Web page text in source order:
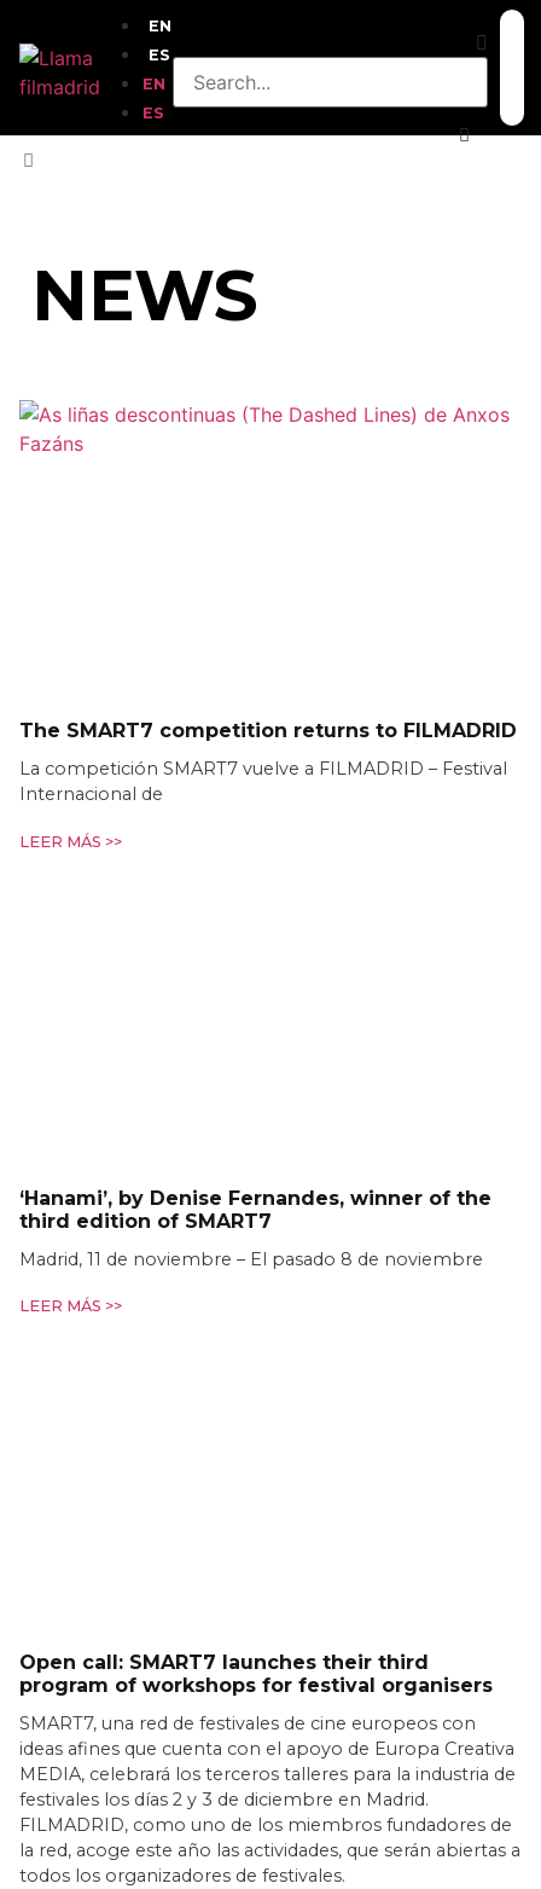
EN
ES
EN
ES
NEWS
The SMART7 competition returns to FILMADRID
La competición SMART7 vuelve a FILMADRID – Festival
Internacional de
LEER MÁS >>
‘Hanami’, by Denise Fernandes, winner of the
third edition of SMART7
Madrid, 11 de noviembre – El pasado 8 de noviembre
LEER MÁS >>
Open call: SMART7 launches their third
program of workshops for festival organisers
SMART7, una red de festivales de cine europeos con
ideas afines que cuenta con el apoyo de Europa Creativa
MEDIA, celebrará los terceros talleres para la industria de
festivales los días 2 y 3 de diciembre en Madrid.
FILMADRID, como uno de los miembros fundadores de
la red, acoge este año las actividades, que serán abiertas a
todos los organizadores de festivales.